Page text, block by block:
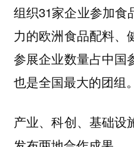
组织31家企业参加食
力的欧洲食品配料、
参展企业数量占中国
也是全国最大的团组
产业、科创、基础设